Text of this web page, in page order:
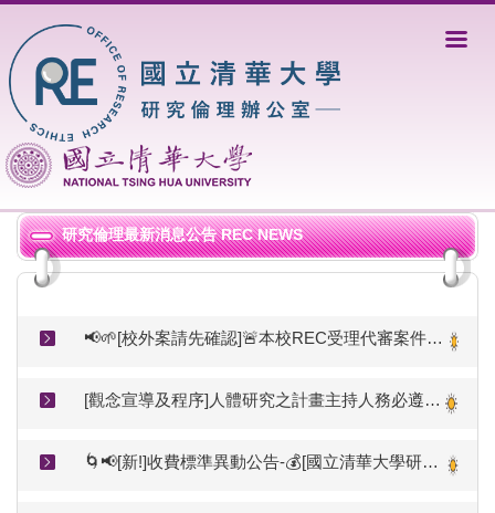
到
主
要
內
區
研究倫理最新消息公告 REC NEWS
📢🌱[校外案請先確認]🚨本校REC受理代審案件以與本校簽訂委託契約且屬簽約審查範圍內者為限(準備電子檔前請先洽詢是否可受理）
[觀念宣導及程序]人體研究之計畫主持人務必遵從本校研究倫理審查規範送審(教育部函文)
🌀📢[新!]收費標準異動公告-💰[國立清華大學研究倫理審查服務費用收支管理要點(115.03.19修正，115.06.01啟用)